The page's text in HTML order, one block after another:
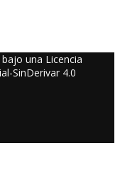
una Licencia
SinDerivar 4.0